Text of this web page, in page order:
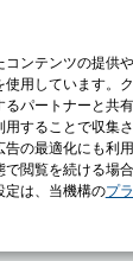
ンテンツの提
用しています
パートナーと
することで収
の最適化にも
閲覧を続ける
定は、当機構のプ